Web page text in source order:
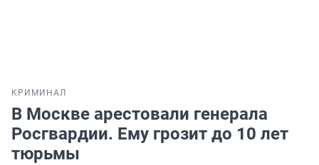
КРИМИНАЛ
В Москве арестовали генерала
Росгвардии. Ему грозит до 10 лет
тюрьмы